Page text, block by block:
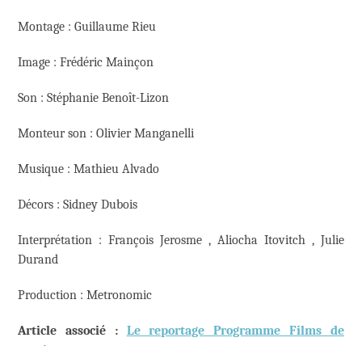
Montage : Guillaume Rieu
Image : Frédéric Mainçon
Son : Stéphanie Benoît-Lizon
Monteur son : Olivier Manganelli
Musique : Mathieu Alvado
Décors : Sidney Dubois
Interprétation : François Jerosme , Aliocha Itovitch , Julie
Durand
Production : Metronomic
Article associé : Le reportage Programme Films de